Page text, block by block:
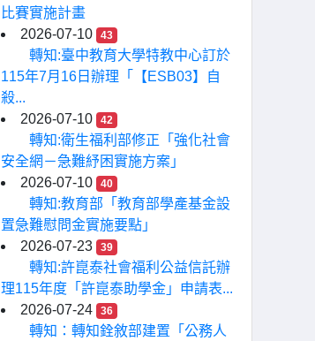
比賽實施計畫
2026-07-10
43
轉知:臺中教育大學特教中心訂於
115年7月16日辦理「【ESB03】自
殺...
2026-07-10
42
轉知:衛生福利部修正「強化社會
安全網－急難紓困實施方案」
2026-07-10
40
轉知:教育部「教育部學產基金設
置急難慰問金實施要點」
2026-07-23
39
轉知:許崑泰社會福利公益信託辦
理115年度「許崑泰助學金」申請表...
2026-07-24
36
轉知：轉知銓敘部建置「公務人